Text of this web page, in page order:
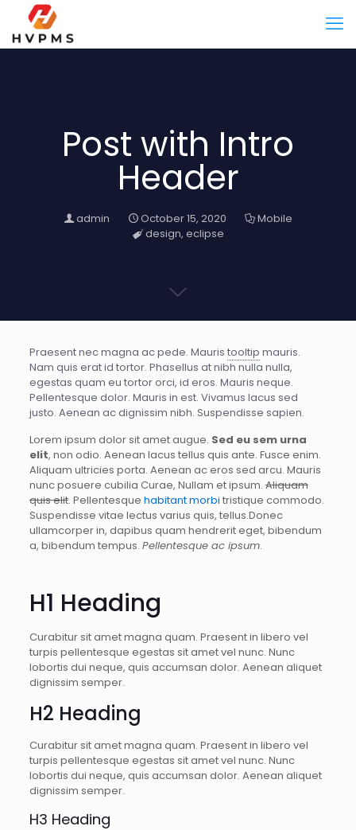
Post with Intro
Header
admin October 15, 2020
Mobile
design, eclipse
Praesent nec magna ac pede. Mauris tooltip mauris.
Nam quis erat id tortor. Phasellus at nibh nulla nulla,
egestas quam eu tortor orci, id eros. Mauris neque.
Pellentesque dolor. Mauris in est. Vivamus lacus sed
justo. Aenean ac dignissim nibh. Suspendisse sapien.
Lorem ipsum dolor sit amet augue. Sed eu sem urna
elit, non odio. Aenean lacus tellus quis ante. Fusce enim.
Aliquam ultricies porta. Aenean ac eros sed arcu. Mauris
nunc posuere cubilia Curae, Nullam et ipsum.Aliquam
quis elit. Pellentesque habitant morbi tristique commodo.
Suspendisse vitae lectus varius quis, tellus.Donec
ullamcorper in, dapibus quam hendrerit eget, bibendum
a, bibendum tempus. Pellentesque ac ipsum.
H1 Heading
Curabitur sit amet magna quam. Praesent in libero vel
turpis pellentesque egestas sit amet vel nunc. Nunc
lobortis dui neque, quis accumsan dolor. Aenean aliquet
dignissim semper.
H2 Heading
Curabitur sit amet magna quam. Praesent in libero vel
turpis pellentesque egestas sit amet vel nunc. Nunc
lobortis dui neque, quis accumsan dolor. Aenean aliquet
dignissim semper.
H3 Heading